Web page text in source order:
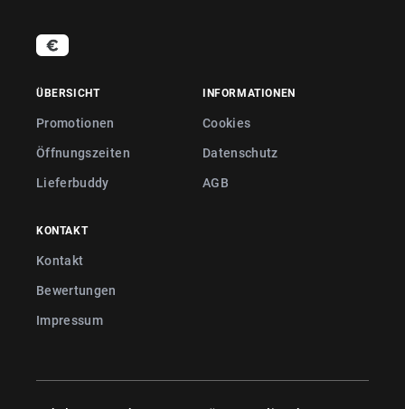
ÜBERSICHT
Promotionen
Öffnungszeiten
Lieferbuddy
INFORMATIONEN
Cookies
Datenschutz
AGB
KONTAKT
Kontakt
Bewertungen
Impressum